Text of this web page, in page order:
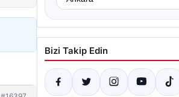
Bizi Takip Edin